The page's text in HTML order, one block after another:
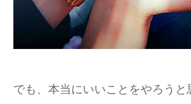
でも、本当にいいことをやろうと